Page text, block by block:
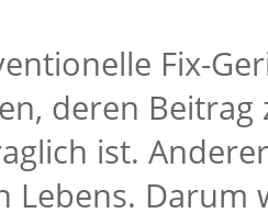
Fix-
deren
ist.
Lebens. Darum